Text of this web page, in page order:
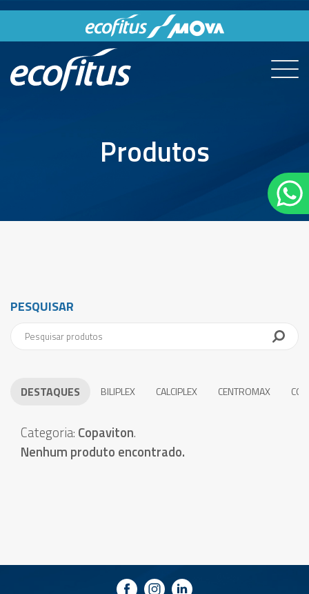
Produtos
DESTAQUES BILIPLEX CALCIPLEX CENTROMAX
PESQUISAR
Categoria: Copaviton.
Nenhum produto encontrado.